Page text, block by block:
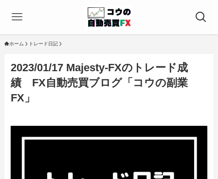
ホーム トレード日記
2023/01/17 Majesty-FXのトレード成
績 FX自動売買ブログ「コウの副業
FX」